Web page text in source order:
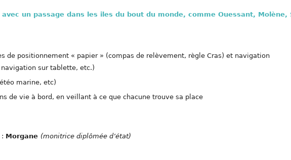
un passage dans les iles du bout du monde, comme Ouessant, Molène,
de positionnement « papier » (compas de relèvement, règle Cras) et navigation
sur tablette, etc.)
marine, etc)
de vie à bord, en veillant à ce que chacune trouve sa place
Morgane (monitrice diplômée d’état)